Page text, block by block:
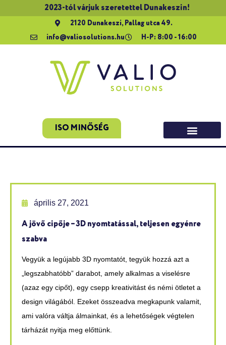
2023-tól várjuk szeretettel Dunakeszin!
2120 Dunakeszi, Pallag utca 49.
info@valiosolutions.hu
H-P: 8:00 - 16:00
ISO MINŐSÉG
április 27, 2021
A jövő cipője – 3D nyomtatással, teljesen egyénre
szabva
Vegyük a legújabb 3D nyomtatót, tegyük hozzá azt a
„legszabhatóbb” darabot, amely alkalmas a viselésre
(azaz egy cipőt), egy csepp kreativitást és némi ötletet a
design világából. Ezeket összeadva megkapunk valamit,
ami valóra váltja álmainkat, és a lehetőségek végtelen
tárházát nyitja meg előttünk.